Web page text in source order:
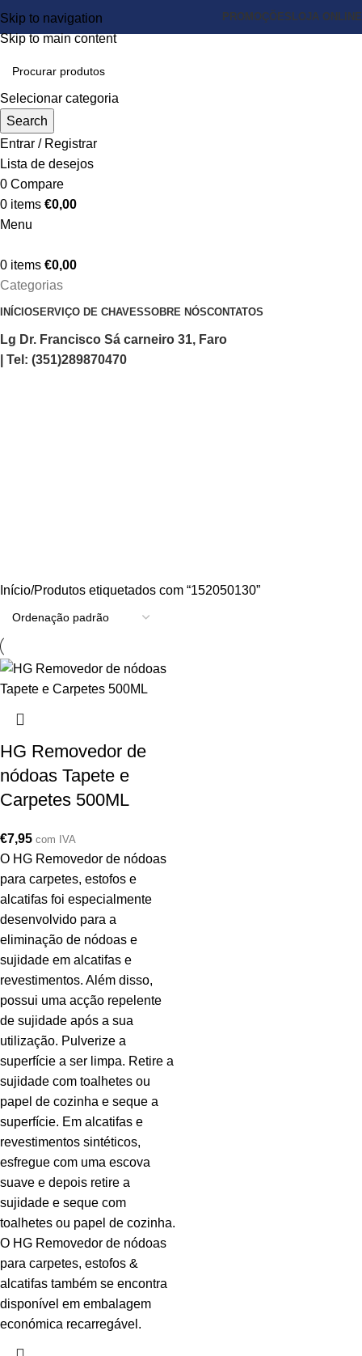
Skip to navigation
Skip to main content
PROMOÇÕES LOJA ONLINE
Selecionar categoria
Search
Entrar / Registrar
Lista de desejos
0 Compare
0 items €0,00
Menu
0 items €0,00
Categorias
INÍCIOSERVIÇO DE CHAVESSOBRE NÓSCONTATOS
Lg Dr. Francisco Sá carneiro 31, Faro
| Tel: (351)289870470
Início Produtos etiquetados com “152050130”
HG Removedor de
nódoas Tapete e
Carpetes 500ML
€7,95 com IVA
O HG Removedor de nódoas
para carpetes, estofos e
alcatifas foi especialmente
desenvolvido para a
eliminação de nódoas e
sujidade em alcatifas e
revestimentos. Além disso,
possui uma acção repelente
de sujidade após a sua
utilização. Pulverize a
superfície a ser limpa. Retire a
sujidade com toalhetes ou
papel de cozinha e seque a
superfície. Em alcatifas e
revestimentos sintéticos,
esfregue com uma escova
suave e depois retire a
sujidade e seque com
toalhetes ou papel de cozinha.
O HG Removedor de nódoas
para carpetes, estofos &
alcatifas também se encontra
disponível em embalagem
económica recarregável.